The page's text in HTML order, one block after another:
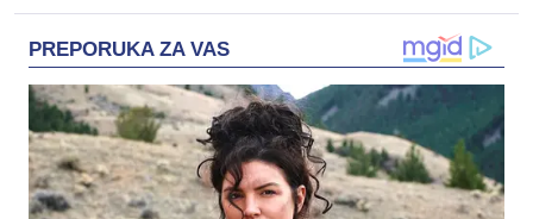
PREPORUKA ZA VAS